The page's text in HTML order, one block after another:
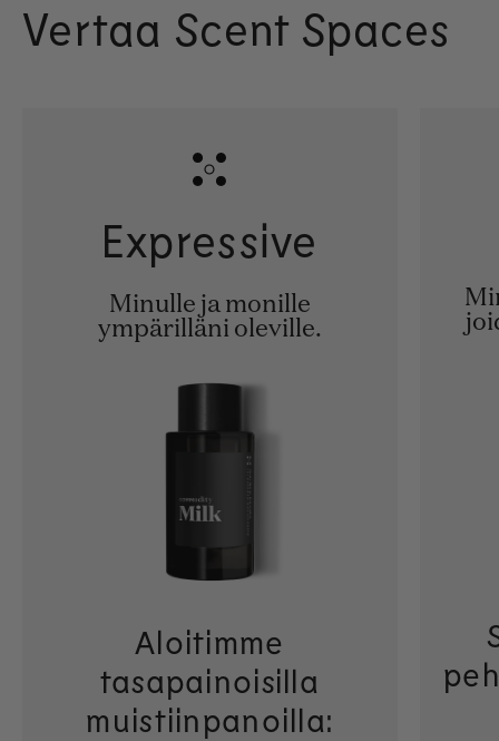
Vertaa Scent Spaces
Expressive
Minulle ja monille
ympärilläni oleville.
Aloitimme
tasapainoisilla
muistiinpanoilla: